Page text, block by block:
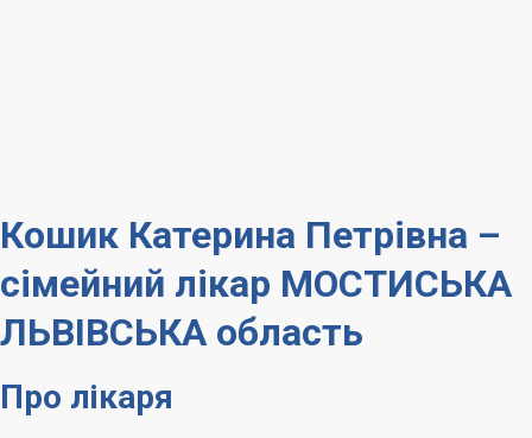
Кошик Катерина Петрівна –
сімейний лікар МОСТИСЬКА
ЛЬВІВСЬКА область
Про лікаря